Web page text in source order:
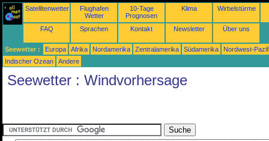
Satellitenwetter
Flughafen
Wetter
10-Tage
Prognosen
Klima Wirbelstürme
FAQ Sprachen Kontakt Newsletter Über uns
Seewetter : Europa Afrika Nordamerika Zentralamerika Südamerika
Nordwest-
Indischer Ozean
Andere
Seewetter : Windvorhersage